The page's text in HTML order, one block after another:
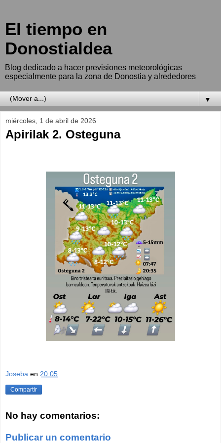
El tiempo en
Donostialdea
Blog dedicado a hacer previsiones meteorológicas
especialmente para la zona de Donostia y alrededores
▼
miércoles, 1 de abril de 2026
Apirilak 2. Osteguna
Joseba en 20:05
Compartir
No hay comentarios:
Publicar un comentario